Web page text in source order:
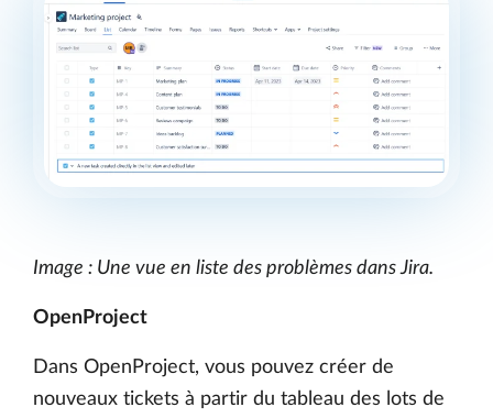
Image : Une vue en liste des problèmes dans Jira.
OpenProject
Dans OpenProject, vous pouvez créer de
nouveaux tickets à partir du tableau des lots de